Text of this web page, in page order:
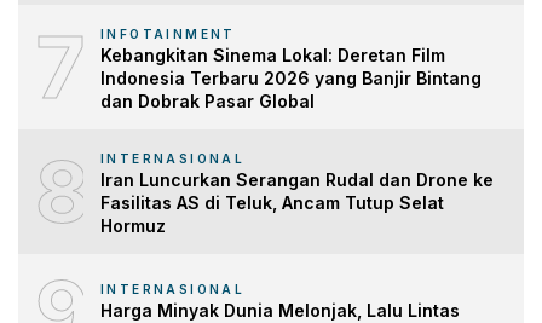
7 INFOTAINMENT
Kebangkitan Sinema Lokal: Deretan Film
Indonesia Terbaru 2026 yang Banjir Bintang
dan Dobrak Pasar Global
8 INTERNASIONAL
Iran Luncurkan Serangan Rudal dan Drone ke
Fasilitas AS di Teluk, Ancam Tutup Selat
Hormuz
INTERNASIONAL
Harga Minyak Dunia Melonjak, Lalu Lintas